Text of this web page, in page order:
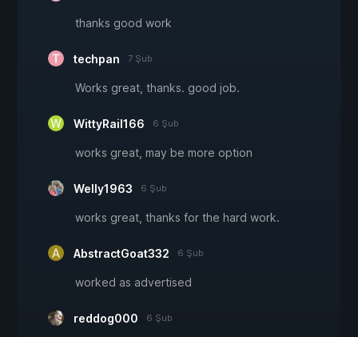
thanks good work
techpan 7 Şub
Works great, thanks. good job.
WittyRail166 6 Şub
works great, may be more option
Welly1963 6 Şub
works great, thanks for the hard work.
AbstractGoat332 6 Şub
worked as advertised
reddog000 6 Şub